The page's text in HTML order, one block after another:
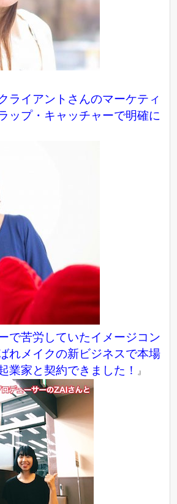
ライアントさんのマーケティ
ップ・キャッチャーで明確に
で苦労していたイメージコン
れメイクの新ビジネスで本場
業家と契約できました！
』